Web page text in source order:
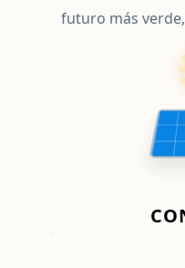
futuro más